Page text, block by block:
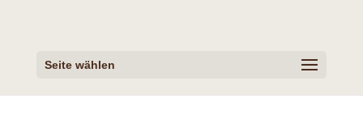
Seite wählen